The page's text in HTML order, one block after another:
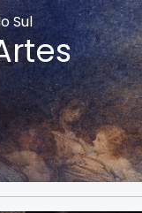
Sul